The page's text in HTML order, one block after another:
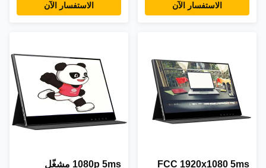
للجهاز اللوحيالاستفسار الآن الاستفسار الآن
FCC 1920x1080 5ms
1080p 5ms مشغّل